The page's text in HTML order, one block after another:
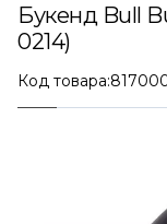
Букенд Bull
0214)
Код товара: